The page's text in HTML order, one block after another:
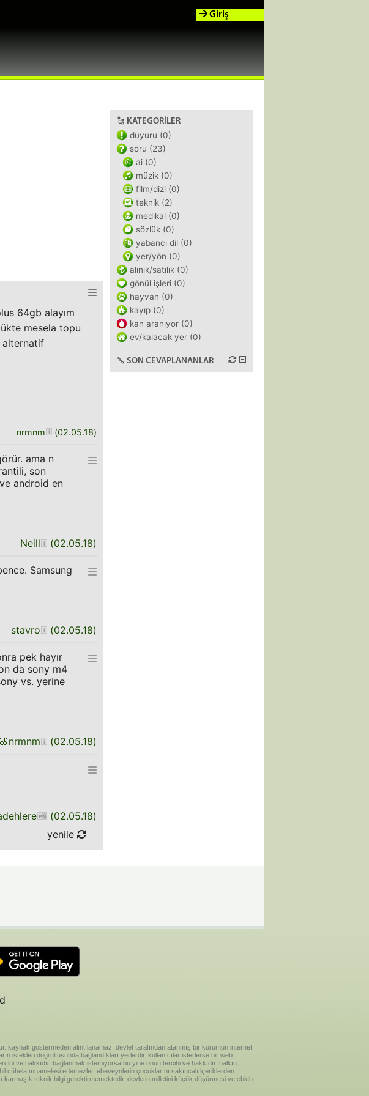
Giriş
64gb alayım
mesela topu
alternatif
nrmnm (02.05.18)
ama n
son
android en
Neill (02.05.18)
Samsung
stavro (02.05.18)
pek hayır
da sony m4
vs. yerine
🌸nrmnm (02.05.18)
(02.05.18)
yenile
KATEGORILER
duyuru (0)
soru (23)
ai (0)
müzik (0)
film/dizi (0)
teknik (2)
medikal (0)
sözlük (0)
yabancı dil (0)
yer/yön (0)
alınık/satılık (0)
gönül işleri (0)
hayvan (0)
kayıp (0)
kan aranıyor (0)
ev/kalacak yer (0)
SON CEVAPLANANLAR
kaynak göstermeden alıntılanamaz. devlet tarafından atanmış bir kurumun internet
istekleri doğrultusunda bağlandıkları yerlerdir. kullanıcılar isterlerse bir web
ve hakkıdır. bağlanmak istemiyorsa bu yine onun tercihi ve hakkıdır. halkın
cühela muamelesi edemezler. ebeveynlerin çocuklarını sakıncalı içeriklerden
karmaşık teknik bilgi gerektirmemektedir. devletin milletini küçük düşürmesi ve ebleh